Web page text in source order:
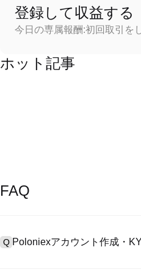
登録して収益する
今日の専属報酬:初回取引を
ホット記事
FAQ
Q Poloniexアカウント作成・